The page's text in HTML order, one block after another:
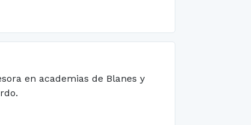
en academias de Blanes y